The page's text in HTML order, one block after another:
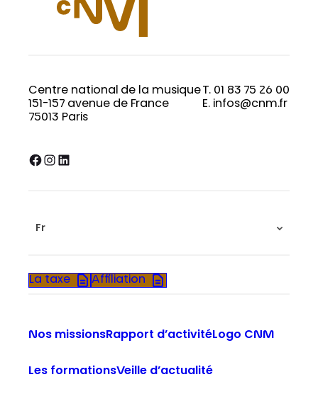
Centre national de la musique
151-157 avenue de France
75013 Paris
T. 01 83 75 26 00
E. infos@cnm.fr
Facebook InstagramLinkedIn
Fr
La taxe Affiliation
Nos missionsRapport d’activitéLogo CNM
Les formationsVeille d’actualité